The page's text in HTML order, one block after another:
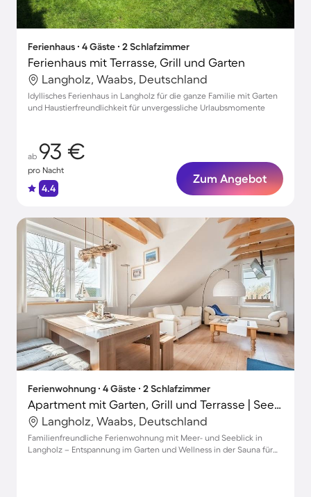
Ferienhaus ∙ 4 Gäste ∙ 2 Schlafzimmer
Ferienhaus mit Terrasse, Grill und Garten
Langholz, Waabs, Deutschland
Idyllisches Ferienhaus in Langholz für die ganze Familie mit Garten
und Haustierfreundlichkeit für unvergessliche Urlaubsmomente
ab 93 €
pro Nacht
4.4
Zum Angebot
Ferienwohnung ∙ 4 Gäste ∙ 2 Schlafzimmer
Apartment mit Garten, Grill und Terrasse | Seeblick
Langholz, Waabs, Deutschland
Familienfreundliche Ferienwohnung mit Meer- und Seeblick in
Langholz – Entspannung im Garten und Wellness in der Sauna für